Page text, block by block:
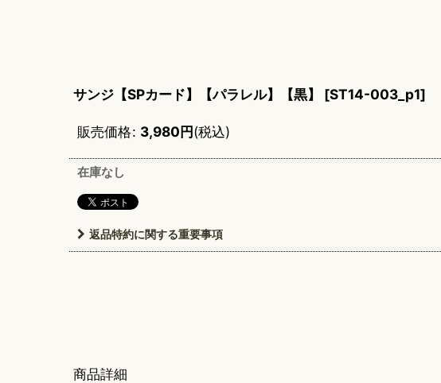
サンジ【SPカード】【パラレル】【黒】 [ST14-003_p1]
販売価格: 3,980円(税込)
在庫なし
返品特約に関する重要事項
商品詳細